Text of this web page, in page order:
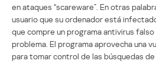
en ataques “scareware”. En otras
usuario que su ordenador está
que compre un programa antivirus falso
problema. El programa aprovecha una
para tomar control de las búsquedas de